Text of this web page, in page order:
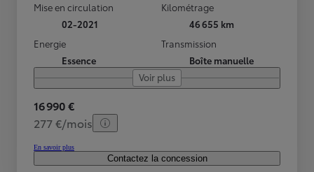
Mise en circulation
02-2021
Kilométrage
46 655 km
Energie
Essence
Transmission
Boîte manuelle
Voir plus
16 990 €
277 €/mois
En savoir plus
Contactez la concession